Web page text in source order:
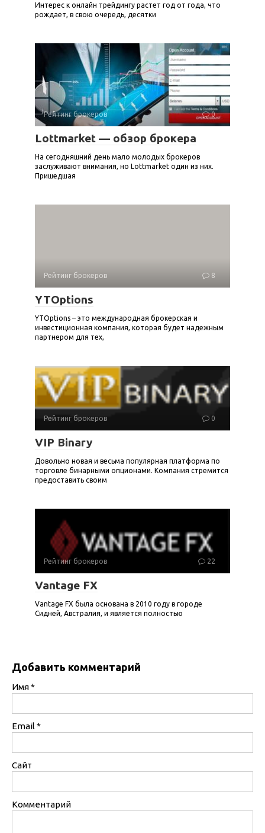
Интерес к онлайн трейдингу растет год от года, что
рождает, в свою очередь, десятки
Рейтинг брокеров 0
Lottmarket — обзор брокера
На сегодняшний день мало молодых брокеров
заслуживают внимания, но Lottmarket один из них.
Пришедшая
Рейтинг брокеров 8
YTOptions
YTOptions – это международная брокерская и
инвестиционная компания, которая будет надежным
партнером для тех,
Рейтинг брокеров 0
VIP Binary
Довольно новая и весьма популярная платформа по
торговле бинарными опционами. Компания стремится
предоставить своим
Рейтинг брокеров 22
Vantage FX
Vantage FX была основана в 2010 году в городе
Сидней, Австралия, и является полностью
Добавить комментарий
Имя*
Email *
Сайт
Комментарий